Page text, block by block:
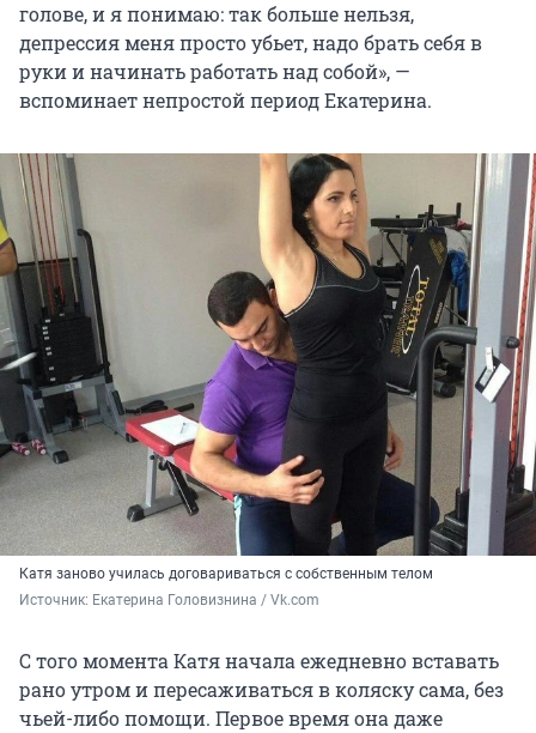
голове, и я понимаю: так больше нельзя,
депрессия меня просто убьет, надо брать себя в
руки и начинать работать над собой», —
вспоминает непростой период Екатерина.
Катя заново училась договариваться с собственным телом
Источник: Екатерина Головизнина / Vk.com
С того момента Катя начала ежедневно вставать
рано утром и пересаживаться в коляску сама, без
чьей-либо помощи. Первое время она даже